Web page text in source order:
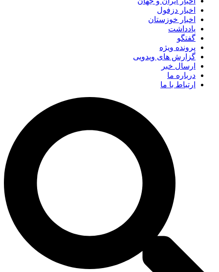
اخبار دزفول
اخبار خوزستان
یادداشت
گفتگو
پرونده ویژه
گزارش های ویدویی
ارسال خبر
درباره ما
ارتباط با ما